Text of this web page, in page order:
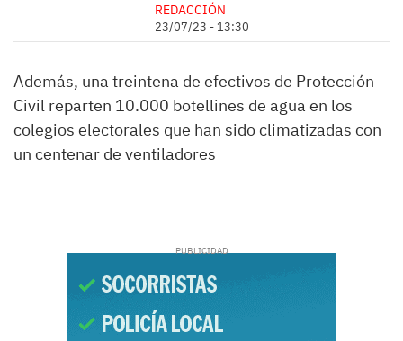
REDACCIÓN
23/07/23 - 13:30
Además, una treintena de efectivos de Protección
Civil reparten 10.000 botellines de agua en los
colegios electorales que han sido climatizadas con
un centenar de ventiladores